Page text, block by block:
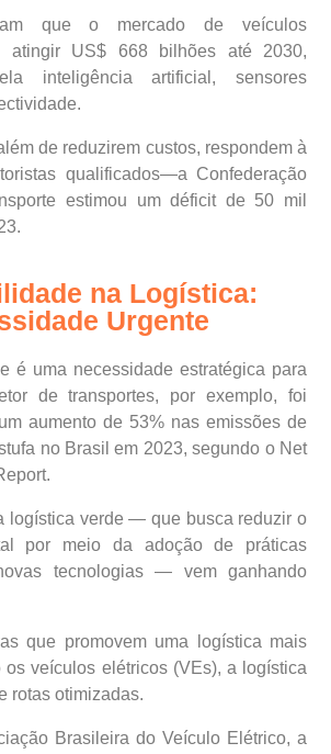
que o mercado de veículos
atingir US$ 668 bilhões até 2030,
inteligência artificial, sensores
de reduzirem custos, respondem à
qualificados—a Confederação
estimou um déficit de 50 mil
na Logística:
Urgente
é uma necessidade estratégica para
de transportes, por exemplo, foi
aumento de 53% nas emissões de
no Brasil em 2023, segundo o Net
logística verde — que busca reduzir o
por meio da adoção de práticas
tecnologias — vem ganhando
que promovem uma logística mais
os veículos elétricos (VEs), a logística
rotas otimizadas.
Brasileira do Veículo Elétrico, a